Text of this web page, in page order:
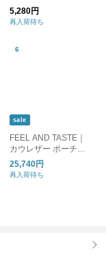
グ ハンドバッグ
5,280円
再入荷待ち
sale
FEEL AND TASTE｜
カウレザー ポーチ付
き ハンドバッグ “Ateli
er leather middle” f20
25,740円
再入荷待ち